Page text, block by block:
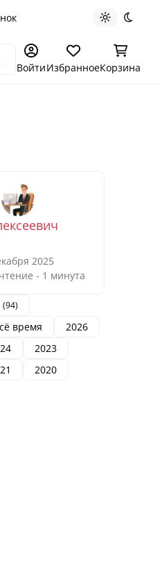
Светлая
ВойтиИзбранноеКорзина
2025
- 1 минута
(94)
время
2026
2023
2020